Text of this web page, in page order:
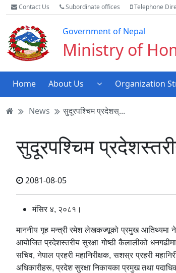
Turn
on
Accessibility
Mode
Skip
to
main
content
Skip
to
main
navigation
Skip
to
website
search
Contact Us Subordinate offices Telephone
Government of Nepal
Ministry of
Home About Us Organization
News सुदूरपश्चिम प्रदेशस्...
सुदूरपश्चिम
2081-08-05
मंसिर ४, २०८१।
माननीय गृह मन्त्री रमेश लेखकज्यूको प्रमुख आतिथ्यमा
आयोजित प्रदेशस्तरीय सुरक्षा गोष्ठी कैलालीको
सचिव, नेपाल प्रहरी महानिरीक्षक, सशस्र प्रहरी
अधिकारीहरू, प्रदेश सुरक्षा निकायका प्रमुख तथा